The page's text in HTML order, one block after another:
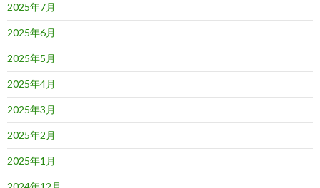
2025年7月
2025年6月
2025年5月
2025年4月
2025年3月
2025年2月
2025年1月